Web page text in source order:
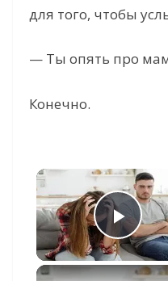
для того, чтобы
— Ты опять про
Конечно.